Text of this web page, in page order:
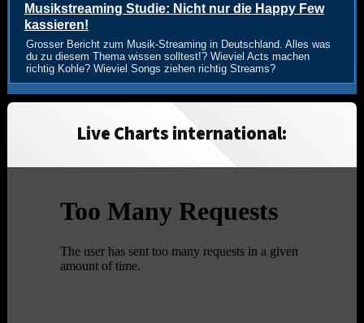
Musikstreaming Studie: Nicht nur die Happy Few
kassieren!
Grosser Bericht zum Musik-Streaming in Deutschland. Alles was
du zu diesem Thema wissen solltest!? Wieviel Acts machen
richtig Kohle? Wieviel Songs ziehen richtig Streams?
Live Charts international: